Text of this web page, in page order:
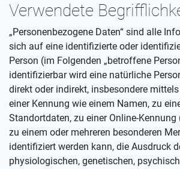
Verwendete
„Personenbezogene Daten“ sind alle
sich auf eine identifizierte oder
Person (im Folgenden „betroffene
identifizierbar wird eine natürliche
direkt oder indirekt, insbesondere
einer Kennung wie einem Namen, zu
Standortdaten, zu einer Online-Kennung
zu einem oder mehreren besonderen
identifiziert werden kann, die Ausdruck
physiologischen, genetischen,